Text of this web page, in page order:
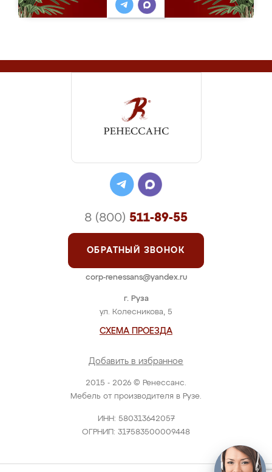
2015 - 2026 © Ренессанс.
Мебель от производителя в Рузе.
ИНН: 580313642057
ОГРНИП: 317583500009448
г. Руза
ул. Колесникова, 5
СХЕМА ПРОЕЗДА
Добавить в избранное
8 (800) 511-89-55
ОБРАТНЫЙ ЗВОНОК
corp-renessans@yandex.ru